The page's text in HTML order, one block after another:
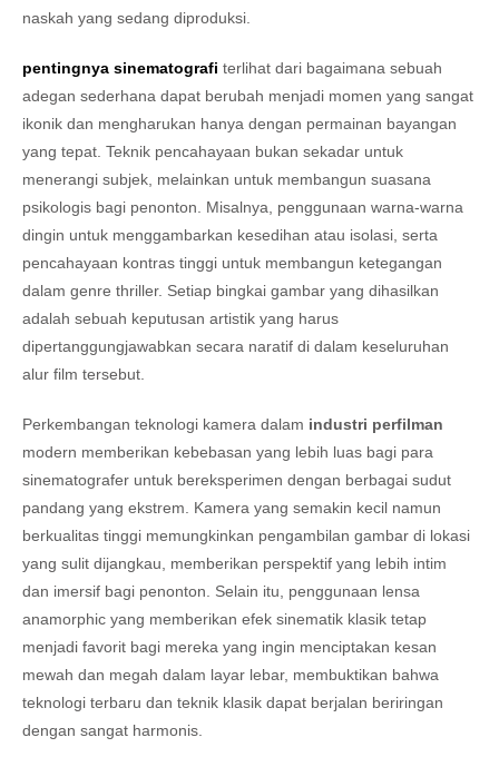
naskah yang sedang diproduksi.
pentingnya sinematografi terlihat dari bagaimana sebuah
adegan sederhana dapat berubah menjadi momen yang sangat
ikonik dan mengharukan hanya dengan permainan bayangan
yang tepat. Teknik pencahayaan bukan sekadar untuk
menerangi subjek, melainkan untuk membangun suasana
psikologis bagi penonton. Misalnya, penggunaan warna-warna
dingin untuk menggambarkan kesedihan atau isolasi, serta
pencahayaan kontras tinggi untuk membangun ketegangan
dalam genre thriller. Setiap bingkai gambar yang dihasilkan
adalah sebuah keputusan artistik yang harus
dipertanggungjawabkan secara naratif di dalam keseluruhan
alur film tersebut.
Perkembangan teknologi kamera dalam industri perfilman
modern memberikan kebebasan yang lebih luas bagi para
sinematografer untuk bereksperimen dengan berbagai sudut
pandang yang ekstrem. Kamera yang semakin kecil namun
berkualitas tinggi memungkinkan pengambilan gambar di lokasi
yang sulit dijangkau, memberikan perspektif yang lebih intim
dan imersif bagi penonton. Selain itu, penggunaan lensa
anamorphic yang memberikan efek sinematik klasik tetap
menjadi favorit bagi mereka yang ingin menciptakan kesan
mewah dan megah dalam layar lebar, membuktikan bahwa
teknologi terbaru dan teknik klasik dapat berjalan beriringan
dengan sangat harmonis.